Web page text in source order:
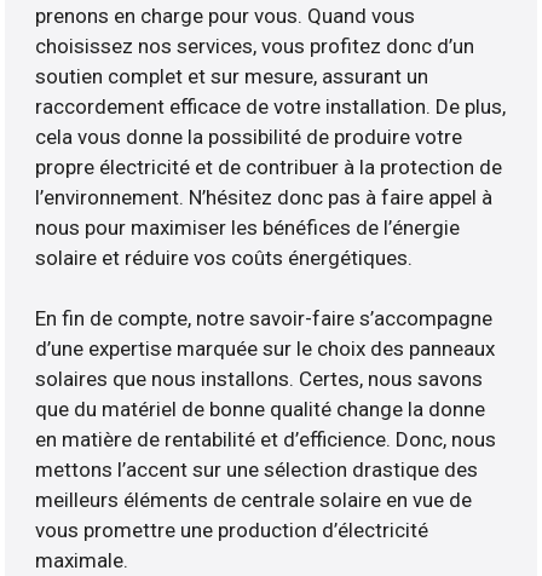
prenons en charge pour vous. Quand vous
choisissez nos services, vous profitez donc d’un
soutien complet et sur mesure, assurant un
raccordement efficace de votre installation. De plus,
cela vous donne la possibilité de produire votre
propre électricité et de contribuer à la protection de
l’environnement. N’hésitez donc pas à faire appel à
nous pour maximiser les bénéfices de l’énergie
solaire et réduire vos coûts énergétiques.
En fin de compte, notre savoir-faire s’accompagne
d’une expertise marquée sur le choix des panneaux
solaires que nous installons. Certes, nous savons
que du matériel de bonne qualité change la donne
en matière de rentabilité et d’efficience. Donc, nous
mettons l’accent sur une sélection drastique des
meilleurs éléments de centrale solaire en vue de
vous promettre une production d’électricité
maximale.